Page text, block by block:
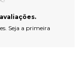
Seja a primeira